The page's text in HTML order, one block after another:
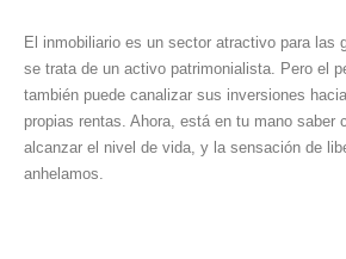
El inmobiliario es un sector atractivo para las
se trata de un activo patrimonialista. Pero el
también puede canalizar sus inversiones
propias rentas. Ahora, está en tu mano saber
alcanzar el nivel de vida, y la sensación de
anhelamos.